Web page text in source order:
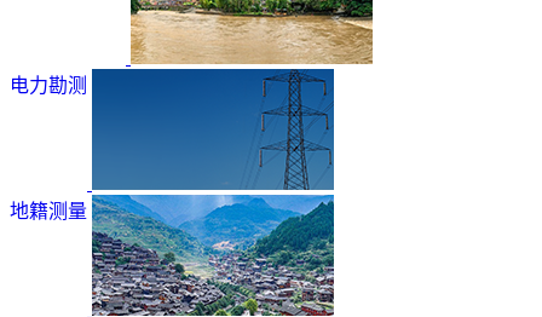
电力勘测
地籍测量